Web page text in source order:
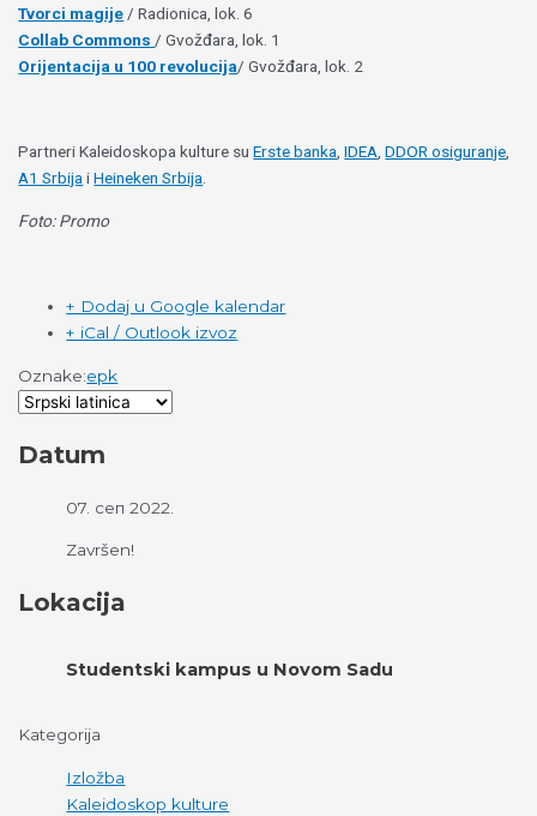
Tvorci magije / Radionica, lok. 6
Collab Commons / Gvožđara, lok. 1
Orijentacija u 100 revolucija/ Gvožđara, lok. 2
Partneri Kaleidoskopa kulture suErste banka ,IDEA ,DDOR osiguranje
A1 Srbija iHeineken Srbija
Foto: Promo
+ Dodaj u Google kalendar
+ iCal / Outlook izvoz
Oznake:epk
Datum
07. сеп 2022.
Završen!
Lokacija
Studentski kampus u Novom Sadu
Kategorija
Izložba
Kaleidoskop kulture